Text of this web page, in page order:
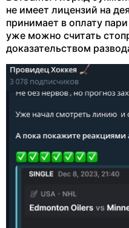
не имеет лицензий на
принимает в оплату
уже можно считать
доказательством